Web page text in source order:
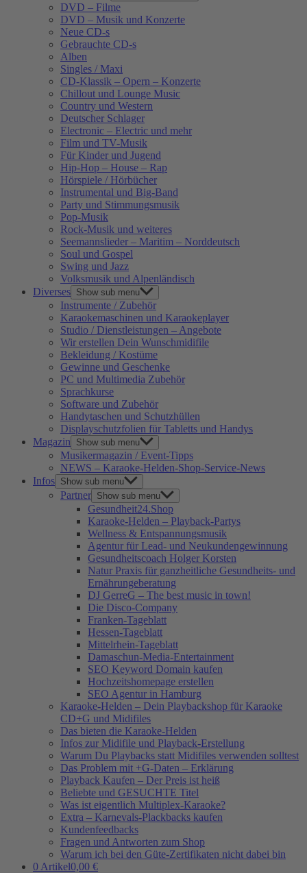
DVD – Filme
DVD – Musik und Konzerte
Neue CD-s
Gebrauchte CD-s
Alben
Singles / Maxi
CD-Klassik – Opern – Konzerte
Chillout und Lounge Music
Country und Western
Deutscher Schlager
Electronic – Electric und mehr
Film und TV-Musik
Für Kinder und Jugend
Hip-Hop – House – Rap
Hörspiele / Hörbücher
Instrumental und Big-Band
Party und Stimmungsmusik
Pop-Musik
Rock-Musik und weiteres
Seemannslieder – Maritim – Norddeutsch
Soul und Gospel
Swing und Jazz
Volksmusik und Alpenländisch
Diverses Show sub menu
Instrumente / Zubehör
Karaokemaschinen und Karaokeplayer
Studio / Dienstleistungen – Angebote
Wir erstellen Dein Wunschmidifile
Bekleidung / Kostüme
Gewinne und Geschenke
PC und Multimedia Zubehör
Sprachkurse
Software und Zubehör
Handytaschen und Schutzhüllen
Displayschutzfolien für Tabletts und Handys
Magazin
Show sub menu
Musikermagazin / Event-Tipps
NEWS – Karaoke-Helden-Shop-Service-News
Infos Show sub menu
Partner Show sub menu
Gesundheit24.Shop
Karaoke-Helden – Playback-Partys
Wellness & Entspannungsmusik
Agentur für Lead- und Neukundengewinnung
Gesundheitscoach Holger Korsten
Natur Praxis für ganzheitliche Gesundheits- und
Ernährungeberatung
DJ GerreG – The best music in town!
Die Disco-Company
Franken-Tageblatt
Hessen-Tageblatt
Mittelrhein-Tageblatt
Damaschun-Media-Entertainment
SEO Keyword Domain kaufen
Hochzeitshomepage erstellen
SEO Agentur in Hamburg
Karaoke-Helden – Dein Playbackshop für Karaoke
CD+G und Midifiles
Das bieten die Karaoke-Helden
Infos zur Midifile und Playback-Erstellung
Warum Du Playbacks statt Midifiles verwenden solltest
Das Problem mit +G-Daten – Erklärung
Playback Kaufen – Der Preis ist heiß
Beliebte und GESUCHTE Titel
Was ist eigentlich Multiplex-Karaoke?
Extra – Karnevals-Plackbacks kaufen
Kundenfeedbacks
Fragen und Antworten zum Shop
Warum ich bei den Güte-Zertifikaten nicht dabei bin
0 Artikel0,00 €